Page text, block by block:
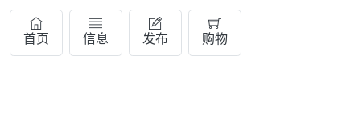
首页 信息 发布 购物